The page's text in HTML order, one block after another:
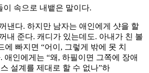
이 속으로 내뱉은 말이다.
낸다. 하지만 남자는 애인에게 샷을 할
내 준다. 캐디가 있는데도. 아내가 친 볼
에 빠지면 “어이, 그렇게 밖에 못 치
애인에게는 “왜, 하필이면 그쪽에 장애
설계를 제대로 할 수 없나”하